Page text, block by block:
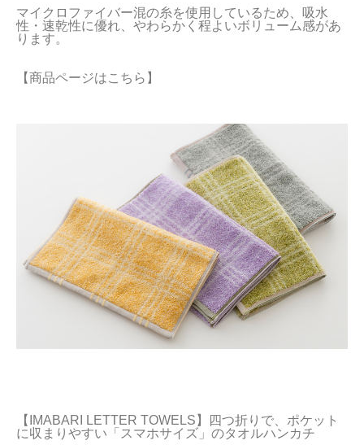
店舗リスト
お問い合わせ
マイクロファイバー混の糸を使用しているため、吸水
性・速乾性に優れ、やわらかく程よいボリューム感があ
【商品ページはこちら】
【IMABARI LETTER TOWELS】四つ折りで、ポケット
に収まりやすい「スマホサイズ」のタオルハンカチ